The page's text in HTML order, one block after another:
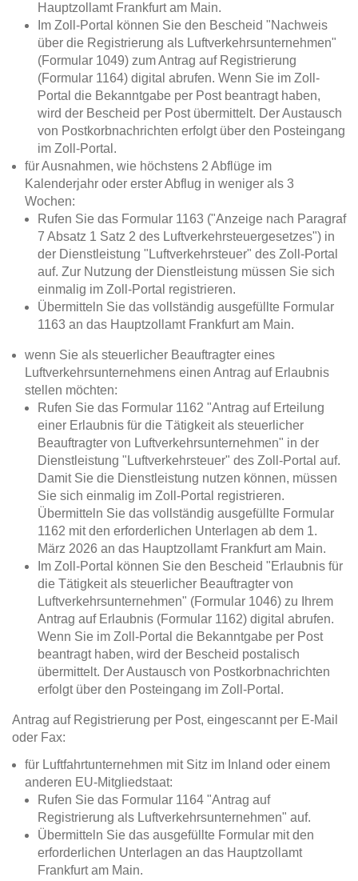
Hauptzollamt Frankfurt am Main.
Im Zoll-Portal können Sie den Bescheid "Nachweis
über die Registrierung als Luftverkehrsunternehmen"
(Formular 1049) zum Antrag auf Registrierung
(Formular 1164) digital abrufen. Wenn Sie im Zoll-
Portal die Bekanntgabe per Post beantragt haben,
wird der Bescheid per Post übermittelt. Der Austausch
von Postkorbnachrichten erfolgt über den Posteingang
im Zoll-Portal.
für Ausnahmen, wie höchstens 2 Abflüge im
Kalenderjahr oder erster Abflug in weniger als 3
Wochen:
Rufen Sie das Formular 1163 ("Anzeige nach Paragraf
7 Absatz 1 Satz 2 des Luftverkehrsteuergesetzes") in
der Dienstleistung "Luftverkehrsteuer" des Zoll-Portal
auf. Zur Nutzung der Dienstleistung müssen Sie sich
einmalig im Zoll-Portal registrieren.
Übermitteln Sie das vollständig ausgefüllte Formular
1163 an das Hauptzollamt Frankfurt am Main.
wenn Sie als steuerlicher Beauftragter eines
Luftverkehrsunternehmens einen Antrag auf Erlaubnis
stellen möchten:
Rufen Sie das Formular 1162 "Antrag auf Erteilung
einer Erlaubnis für die Tätigkeit als steuerlicher
Beauftragter von Luftverkehrsunternehmen" in der
Dienstleistung "Luftverkehrsteuer" des Zoll-Portal auf.
Damit Sie die Dienstleistung nutzen können, müssen
Sie sich einmalig im Zoll-Portal registrieren.
Übermitteln Sie das vollständig ausgefüllte Formular
1162 mit den erforderlichen Unterlagen ab dem 1.
März 2026 an das Hauptzollamt Frankfurt am Main.
Im Zoll-Portal können Sie den Bescheid "Erlaubnis für
die Tätigkeit als steuerlicher Beauftragter von
Luftverkehrsunternehmen" (Formular 1046) zu Ihrem
Antrag auf Erlaubnis (Formular 1162) digital abrufen.
Wenn Sie im Zoll-Portal die Bekanntgabe per Post
beantragt haben, wird der Bescheid postalisch
übermittelt. Der Austausch von Postkorbnachrichten
erfolgt über den Posteingang im Zoll-Portal.
Antrag auf Registrierung per Post, eingescannt per E-Mail
oder Fax:
für Luftfahrtunternehmen mit Sitz im Inland oder einem
anderen EU-Mitgliedstaat:
Rufen Sie das Formular 1164 "Antrag auf
Registrierung als Luftverkehrsunternehmen" auf.
Übermitteln Sie das ausgefüllte Formular mit den
erforderlichen Unterlagen an das Hauptzollamt
Frankfurt am Main.